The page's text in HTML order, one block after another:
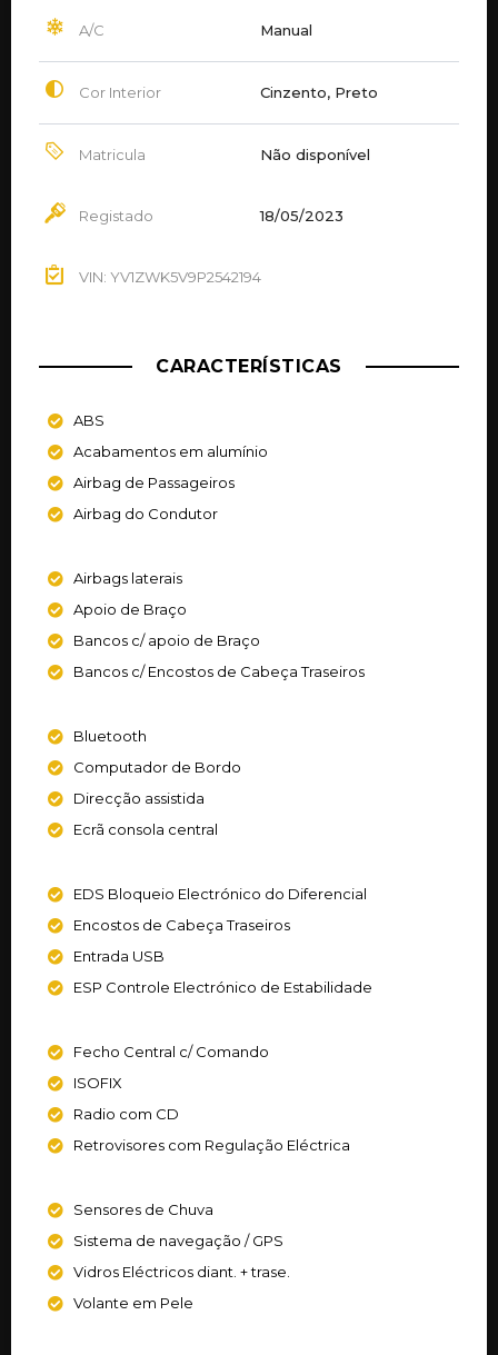
A/C Manual
Cor Interior Cinzento, Preto
Matricula Não disponível
Registado 18/05/2023
VIN: YV1ZWK5V9P2542194
CARACTERÍSTICAS
ABS
Acabamentos em alumínio
Airbag de Passageiros
Airbag do Condutor
Airbags laterais
Apoio de Braço
Bancos c/ apoio de Braço
Bancos c/ Encostos de Cabeça Traseiros
Bluetooth
Computador de Bordo
Direcção assistida
Ecrã consola central
EDS Bloqueio Electrónico do Diferencial
Encostos de Cabeça Traseiros
Entrada USB
ESP Controle Electrónico de Estabilidade
Fecho Central c/ Comando
ISOFIX
Radio com CD
Retrovisores com Regulação Eléctrica
Sensores de Chuva
Sistema de navegação / GPS
Vidros Eléctricos diant. + trase.
Volante em Pele